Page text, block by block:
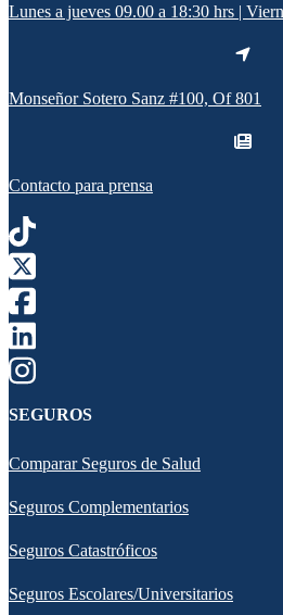
Lunes a jueves 09.00 a 18:30 hrs |
Monseñor Sotero Sanz #100, Of 801
Contacto para prensa
SEGUROS
Comparar Seguros de Salud
Seguros Complementarios
Seguros Catastróficos
Seguros Escolares/Universitarios